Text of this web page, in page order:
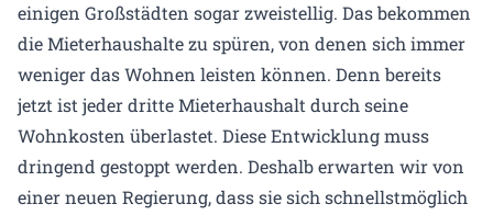
einigen Großstädten sogar zweistellig. Das bekommen
die Mieterhaushalte zu spüren, von denen sich immer
weniger das Wohnen leisten können. Denn bereits
jetzt ist jeder dritte Mieterhaushalt durch seine
Wohnkosten überlastet. Diese Entwicklung muss
dringend gestoppt werden. Deshalb erwarten wir von
einer neuen Regierung, dass sie sich schnellstmöglich